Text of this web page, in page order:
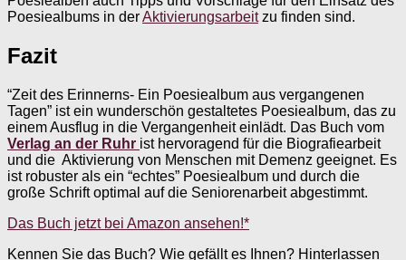
Poesiealbums in derAktivierungsarbeitzu finden sind.
Fazit
“Zeit des Erinnerns- Ein Poesiealbum aus vergangenen
Tagen” ist ein wunderschön gestaltetes Poesiealbum, das zu
einem Ausflug in die Vergangenheit einlädt. Das Buch vom
Verlag an der Ruhr ist hervoragend für die Biografiearbeit
und die Aktivierung von Menschen mit Demenz geeignet. Es
ist robuster als ein “echtes” Poesiealbum und durch die
große Schrift optimal auf die Seniorenarbeit abgestimmt.
Das Buch jetzt bei Amazon ansehen!*
Kennen Sie das Buch? Wie gefällt es Ihnen? Hinterlassen